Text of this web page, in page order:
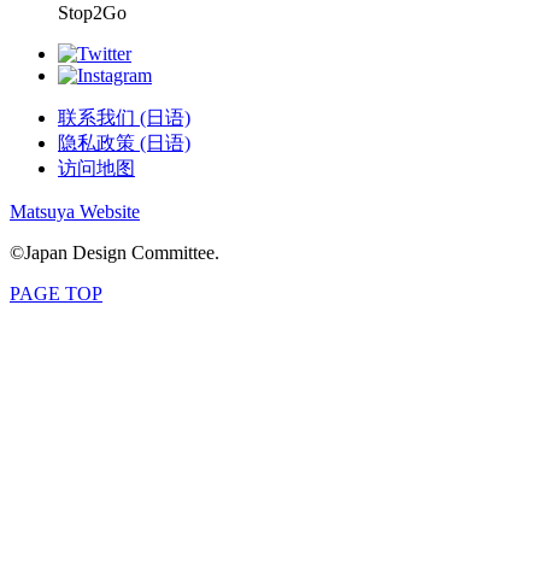
Stop2Go
联系我们 (日语)
隐私政策 (日语)
访问地图
Matsuya Website
©Japan Design Committee.
PAGE TOP